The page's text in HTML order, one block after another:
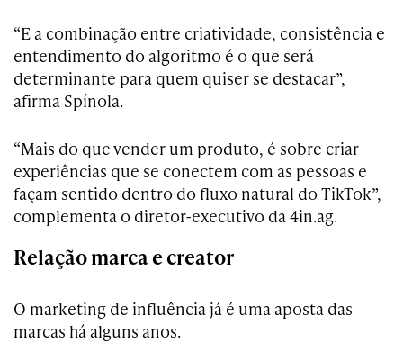
“E a combinação entre criatividade, consistência e
entendimento do algoritmo é o que será
determinante para quem quiser se destacar”,
afirma Spínola.
“Mais do que vender um produto, é sobre criar
experiências que se conectem com as pessoas e
façam sentido dentro do fluxo natural do TikTok”,
complementa o diretor-executivo da 4in.ag.
Relação marca e creator
O marketing de influência já é uma aposta das
marcas há alguns anos.